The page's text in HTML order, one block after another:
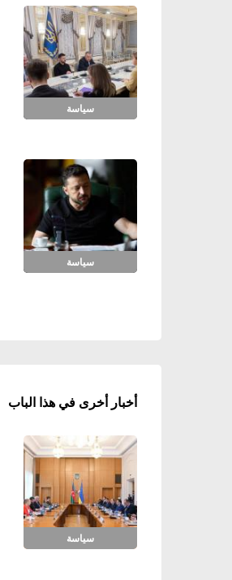
سياسة
سياسة
أخبار أخرى في هذا الباب
سياسة